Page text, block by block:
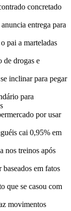
concretado
entrega para
pai a marteladas
de drogas e
inclinar para pegar
para
por usar
cai 0,95% em
nos treinos após
em fatos
que se casou com
movimentos